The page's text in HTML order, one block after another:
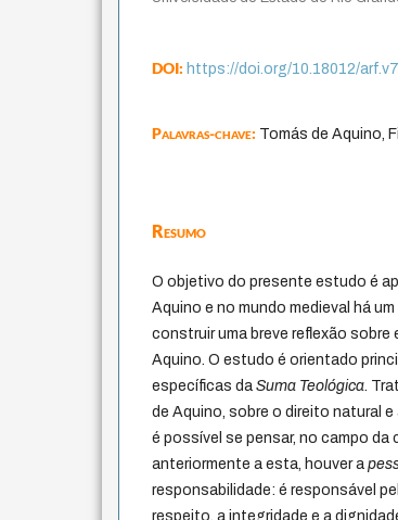
DOI:https://doi.org/10.18012/
Palavras-chave: Tomás de Aquino,
Resumo
O objetivo do presente estudo é
Aquino e no mundo medieval há
construir uma breve reflexão
Aquino. O estudo é orientado
específicas daSuma Teológica .
de Aquino, sobre o direito natural
é possível se pensar, no campo
anteriormente a esta, houver a
responsabilidade: é responsável
respeito, a integridade e a